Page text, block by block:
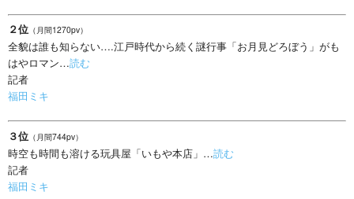
２位 （月間1270pv）
全貌は誰も知らない….江戸時代から続く謎行事「お月見どろぼう」がも
はやロマン…読む
記者
福田ミキ
３位 （月間744pv）
時空も時間も溶ける玩具屋「いもや本店」…読む
記者
福田ミキ